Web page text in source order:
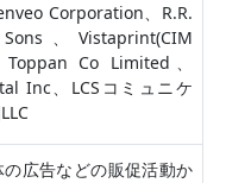
Corporation、R.R.
、Vistaprint(CIM
Toppan Co Limited、
Inc、LCSコミュニケ
広告などの販促活動か